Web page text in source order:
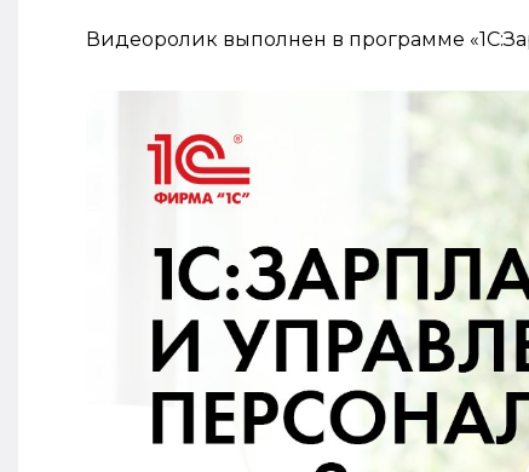
Видеоролик выполнен в программе